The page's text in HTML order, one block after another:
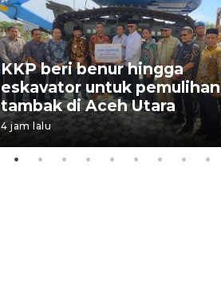
KKP beri benur hingga
eskavator untuk pemulihan
tambak di Aceh Utara
4 jam lalu